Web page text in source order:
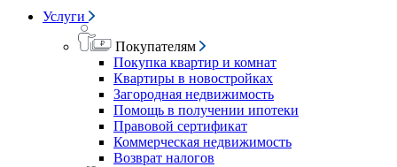
Услуги
Покупателям
Покупка квартир и комнат
Квартиры в новостройках
Загородная недвижимость
Помощь в получении ипотеки
Правовой сертификат
Коммерческая недвижимость
Возврат налогов